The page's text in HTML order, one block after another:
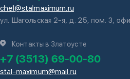
chel@stalmaximum.ru
ул. Шагольская 2-я, д. 25, пом. 3,
Контакты в Златоусте
+7 (3513) 69-00-80
stal-maximum@mail.ru